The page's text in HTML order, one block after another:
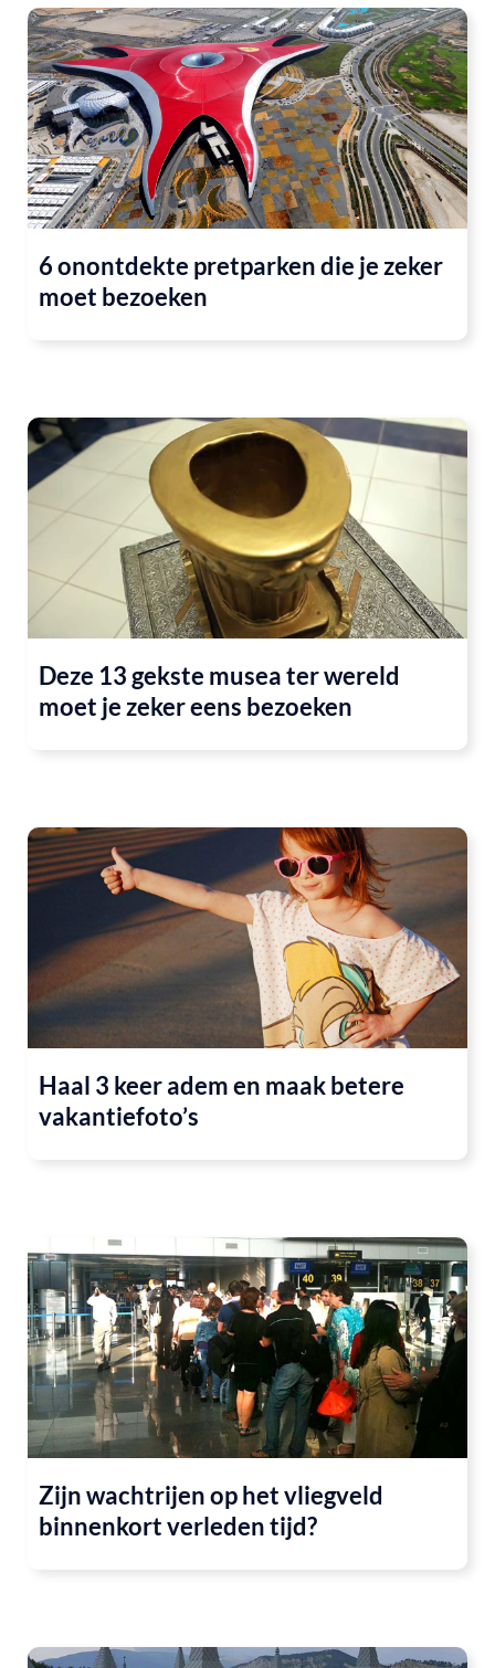
6 onontdekte pretparken die je zeker
moet bezoeken
Deze 13 gekste musea ter wereld
moet je zeker eens bezoeken
Haal 3 keer adem en maak betere
vakantiefoto’s
Zijn wachtrijen op het vliegveld
binnenkort verleden tijd?